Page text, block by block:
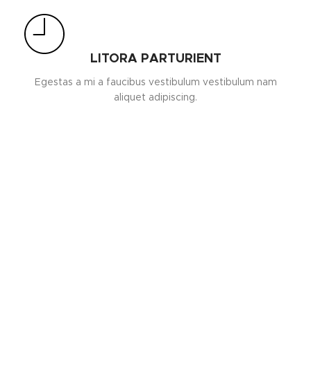
LITORA PARTURIENT
Egestas a mi a faucibus vestibulum vestibulum nam
aliquet adipiscing.